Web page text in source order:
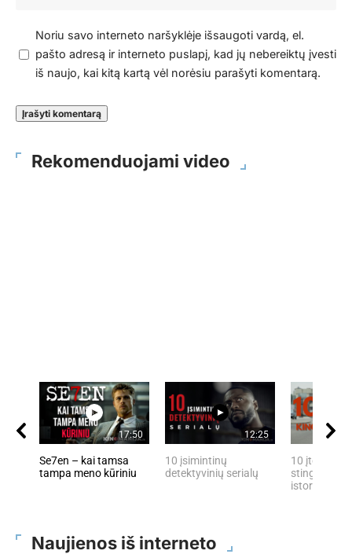
Noriu savo interneto naršyklėje išsaugoti vardą, el.
pašto adresą ir interneto puslapį, kad jų nebereiktų įvesti
iš naujo, kai kitą kartą vėl norėsiu parašyti komentarą.
Rekomenduojami video
17:50
Se7en – kai tamsa
tampa meno kūriniu
12:25
10 įsimintinų
detektyvinių serialų
10 įtemptų,
stingdančių
istorijų
Naujienos iš interneto